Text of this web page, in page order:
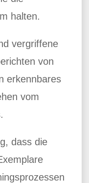
halten.
vergriffene
von
erkennbares
vom
dass die